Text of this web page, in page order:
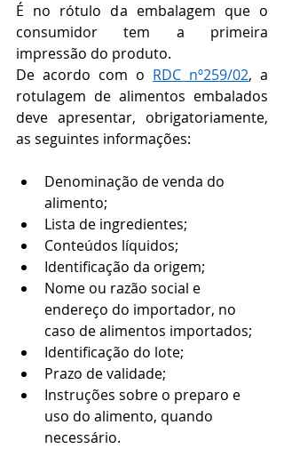
É no rótulo da embalagem que o
consumidor tem a primeira
impressão do produto.
De acordo com o RDC nº259/02, a
rotulagem de alimentos embalados
deve apresentar, obrigatoriamente,
as seguintes informações:
Denominação de venda do
alimento;
Lista de ingredientes;
Conteúdos líquidos;
Identificação da origem;
Nome ou razão social e
endereço do importador, no
caso de alimentos importados;
Identificação do lote;
Prazo de validade;
Instruções sobre o preparo e
uso do alimento, quando
necessário.